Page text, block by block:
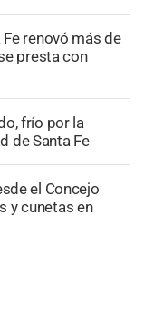
Fe renovó más de
presta con
frío por la
de Santa Fe
el Concejo
y cunetas en